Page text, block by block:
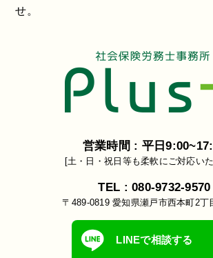
せ。
営業時間 : 平日
[土・日・祝日等も柔軟にご対応い
TEL : 080-9732-9570
〒489-0819 愛知県瀬戸市西本町2丁
LINEで相談する